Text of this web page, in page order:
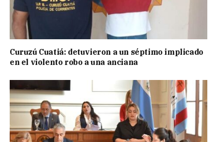
Curuzú Cuatiá: detuvieron a un séptimo implicado
en el violento robo a una anciana